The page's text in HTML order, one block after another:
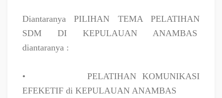
Diantaranya PILIHAN TEMA PELATIHAN
SDM DI KEPULAUAN ANAMBAS
diantaranya :
•
PELATIHAN KOMUNIKASI
EFEKETIF di KEPULAUAN ANAMBAS